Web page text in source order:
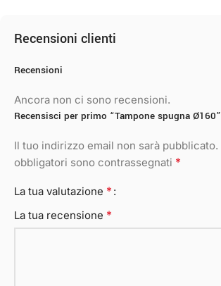
Recensioni clienti
Recensioni
Ancora non ci sono recensioni.
Recensisci per primo “Tampone spugna Ø160”
Il tuo indirizzo email non sarà pubblicato.
obbligatori sono contrassegnati *
La tua valutazione *
La tua recensione *